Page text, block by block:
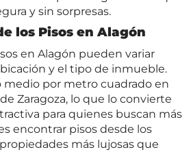
y sin sorpresas.
los Pisos en Alagón
en Alagón pueden variar
y el tipo de inmueble.
medio por metro cuadrado en
Zaragoza, lo que lo convierte
para quienes buscan más
encontrar pisos desde los
más lujosas que